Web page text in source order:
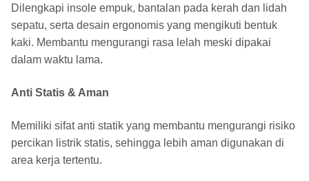
Dilengkapi insole empuk, bantalan pada kerah dan lidah
sepatu, serta desain ergonomis yang mengikuti bentuk
kaki. Membantu mengurangi rasa lelah meski dipakai
dalam waktu lama.
Anti Statis & Aman
Memiliki sifat anti statik yang membantu mengurangi risiko
percikan listrik statis, sehingga lebih aman digunakan di
area kerja tertentu.